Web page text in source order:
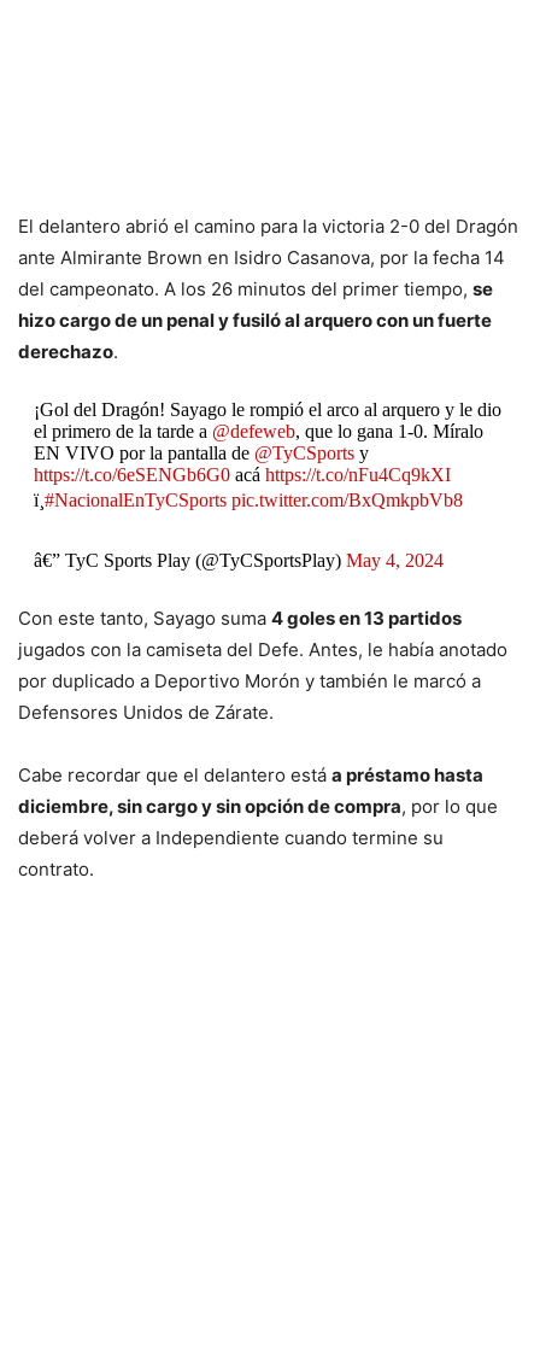
El delantero abrió el camino para la victoria 2-0 del Dragón
ante Almirante Brown en Isidro Casanova, por la fecha 14
del campeonato. A los 26 minutos del primer tiempo, se
hizo cargo de un penal y fusiló al arquero con un fuerte
derechazo.
¡Gol del Dragón! Sayago le rompió el arco al arquero y le dio
el primero de la tarde a @defeweb, que lo gana 1-0. Míralo
EN VIVO por la pantalla de @TyCSportsy
https://t.co/6eSENGb6G0acá https://t.co/nFu4Cq9kXI
ï¸ #NacionalEnTyCSports pic.twitter.com/BxQmkpbVb8
â€” TyC Sports Play (@TyCSportsPlay) May 4, 2024
Con este tanto, Sayago suma 4 goles en 13 partidos
jugados con la camiseta del Defe. Antes, le había anotado
por duplicado a Deportivo Morón y también le marcó a
Defensores Unidos de Zárate.
Cabe recordar que el delantero está a préstamo hasta
diciembre, sin cargo y sin opción de compra, por lo que
deberá volver a Independiente cuando termine su
contrato.